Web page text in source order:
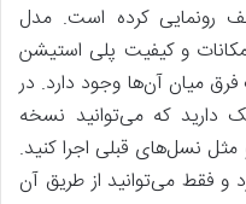
از 2 مدل مختلف رونمایی کرده است. مدل
و کیفیت پلی استیشن
میان آن‌ها وجود دارد. در
دارید که می‌توانید نسخه
مثل نسل‌های قبلی اجرا کنید.
و فقط می‌توانید از طریق آن